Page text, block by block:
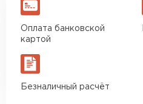
Оплата банковской
картой
Безналичный расчёт
Ондулин